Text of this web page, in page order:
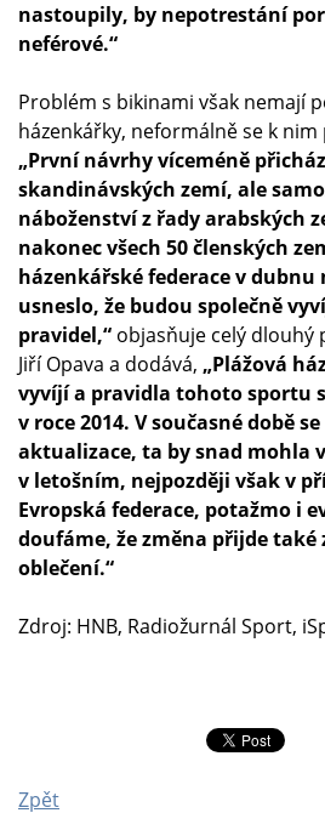
nastoupily, by nepotrestání
neférové.“
Problém s bikinami však nemají
házenkářky, neformálně se k
„První návrhy víceméně
skandinávských zemí, ale
náboženství z řady arabských
nakonec všech 50 členských
házenkářské federace v dubnu
usneslo, že budou společně
pravidel,“ objasňuje celý dlouhý
Jiří Opava a dodává, „Plážová
vyvíjí a pravidla tohoto sportu
v roce 2014. V současné době
aktualizace, ta by snad mohla
v letošním, nejpozději však v
Evropská federace, potažmo i
doufáme, že změna přijde také
oblečení.“
Zdroj: HNB, Radiožurnál Sport,
Zpět